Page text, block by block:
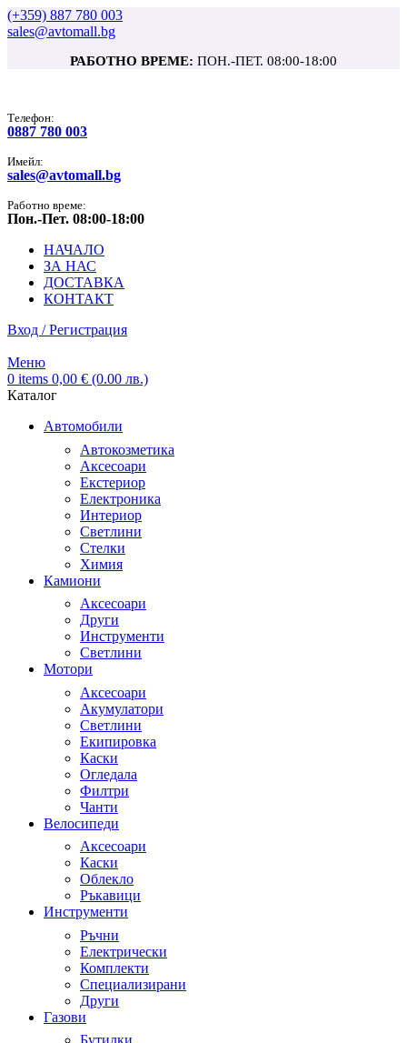
(+359) 887 780 003
sales@avtomall.bg
РАБОТНО ВРЕМЕ: ПОН.-ПЕТ. 08:00-18:00
Tелефон:
0887 780 003
Имейл:
sales@avtomall.bg
Работно време:
Пон.-Пет. 08:00-18:00
НАЧАЛО
ЗА НАС
ДОСТАВКА
КОНТАКТ
Вход / Регистрация
Меню
0 items 0,00 € (0.00 лв.)
Каталог
Автомобили
Автокозметика
Аксесоари
Екстериор
Електроника
Интериор
Светлини
Стелки
Химия
Камиони
Аксесоари
Други
Инструменти
Светлини
Мотори
Аксесоари
Акумулатори
Светлини
Екипировка
Каски
Огледала
Филтри
Чанти
Велосипеди
Аксесоари
Каски
Облекло
Ръкавици
Инструменти
Ръчни
Електрически
Комплекти
Специализирани
Други
Газови
Бутилки